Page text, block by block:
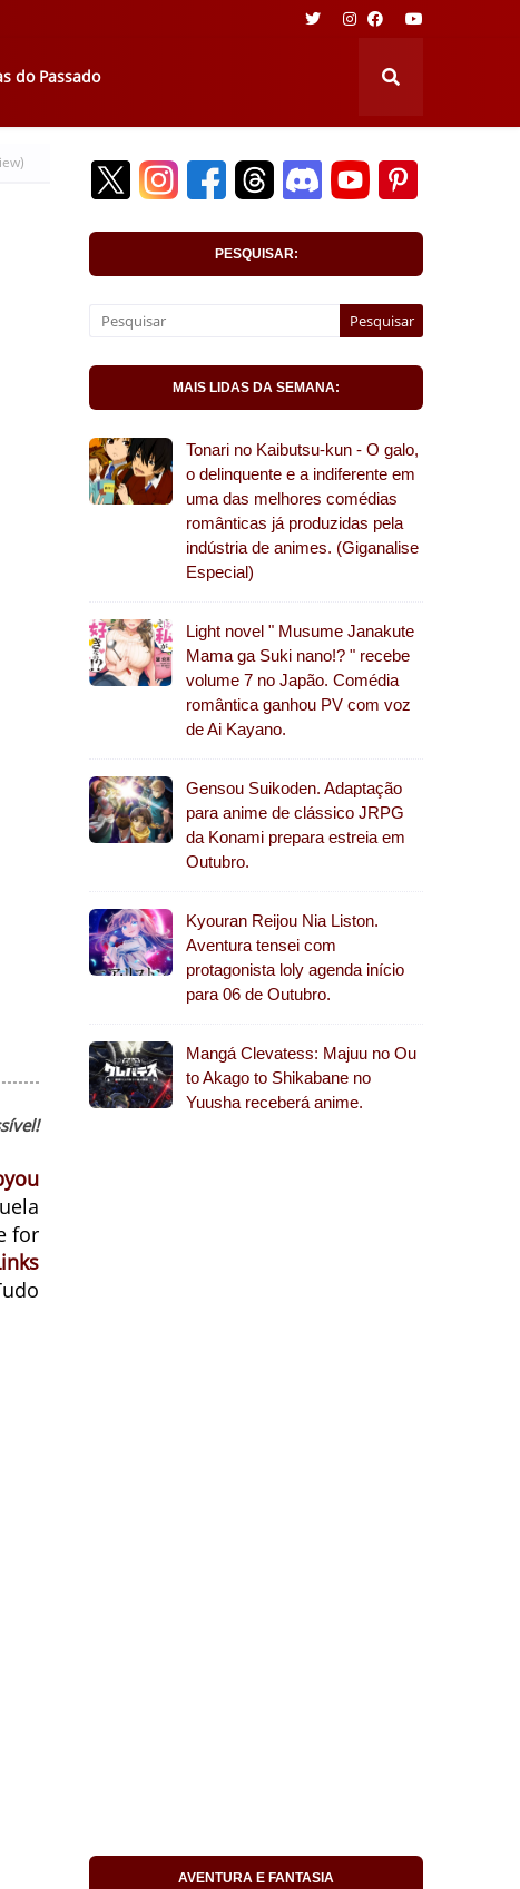
do Passado
for
PESQUISAR:
MAIS LIDAS DA SEMANA:
Tonari no Kaibutsu-kun - O galo,
o delinquente e a indiferente em
uma das melhores comédias
românticas já produzidas pela
indústria de animes. (Giganalise
Especial)
Light novel " Musume Janakute
Mama ga Suki nano!? " recebe
volume 7 no Japão. Comédia
romântica ganhou PV com voz
de Ai Kayano.
Gensou Suikoden. Adaptação
para anime de clássico JRPG
da Konami prepara estreia em
Outubro.
Kyouran Reijou Nia Liston.
Aventura tensei com
protagonista loly agenda início
para 06 de Outubro.
Mangá Clevatess: Majuu no Ou
to Akago to Shikabane no
Yuusha receberá anime.
AVENTURA E FANTASIA